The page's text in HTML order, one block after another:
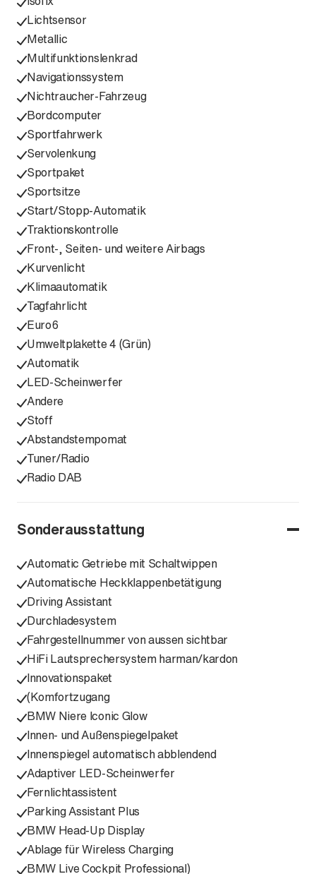
Lichtsensor
Metallic
Multifunktionslenkrad
Navigationssystem
Nichtraucher-Fahrzeug
Bordcomputer
Sportfahrwerk
Servolenkung
Sportpaket
Sportsitze
Start/Stopp-Automatik
Traktionskontrolle
Front-, Seiten- und weitere Airbags
Kurvenlicht
Klimaautomatik
Tagfahrlicht
Euro6
Umweltplakette 4 (Grün)
Automatik
LED-Scheinwerfer
Andere
Stoff
Abstandstempomat
Tuner/Radio
Radio DAB
Sonderausstattung
Automatic Getriebe mit Schaltwippen
Automatische Heckklappenbetätigung
Driving Assistant
Durchladesystem
Fahrgestellnummer von aussen sichtbar
HiFi Lautsprechersystem harman/kardon
Innovationspaket
(Komfortzugang
BMW Niere Iconic Glow
Innen- und Außenspiegelpaket
Innenspiegel automatisch abblendend
Adaptiver LED-Scheinwerfer
Fernlichtassistent
Parking Assistant Plus
BMW Head-Up Display
Ablage für Wireless Charging
BMW Live Cockpit Professional)